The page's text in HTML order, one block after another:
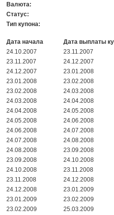
Валюта:
Статус:
Тип купона:
Дата начала
Дата выплаты
24.10.2007
23.11.2007
23.11.2007
24.12.2007
24.12.2007
23.01.2008
23.01.2008
23.02.2008
23.02.2008
24.03.2008
24.03.2008
24.04.2008
24.04.2008
24.05.2008
24.05.2008
24.06.2008
24.06.2008
24.07.2008
24.07.2008
24.08.2008
24.08.2008
23.09.2008
23.09.2008
24.10.2008
24.10.2008
23.11.2008
23.11.2008
24.12.2008
24.12.2008
23.01.2009
23.01.2009
23.02.2009
23.02.2009
25.03.2009